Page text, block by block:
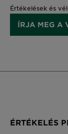
Értékelések és
ÍRJA MEG A
ÉRTÉKELÉS